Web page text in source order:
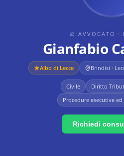
⚖ AVVOCATO ·
Gianfabio
Albo di Lecce Brindisi ·
Civile
Diritto
Procedure esecutive
Richiedi